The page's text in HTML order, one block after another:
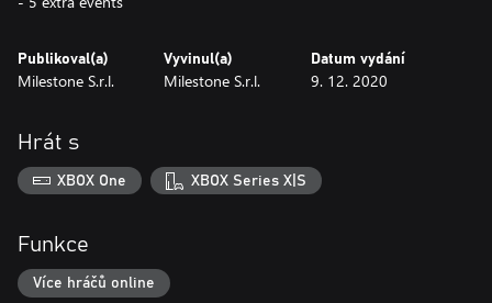
Publikoval(a)
Milestone S.r.l.
Vyvinul(a)
Milestone S.r.l.
Datum vydání
9. 12. 2020
Hrát s
XBOX One XBOX Series X|S
Funkce
Více hráčů online